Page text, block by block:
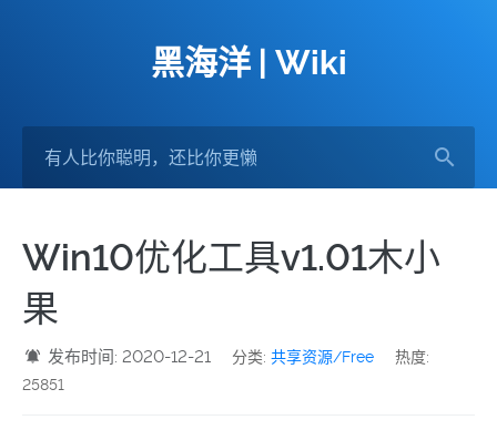
黑海洋 | Wiki
Win10优化工具v1.01木小
果
发布时间: 2020-12-21 分类:共享资源/Free
热度:
25851